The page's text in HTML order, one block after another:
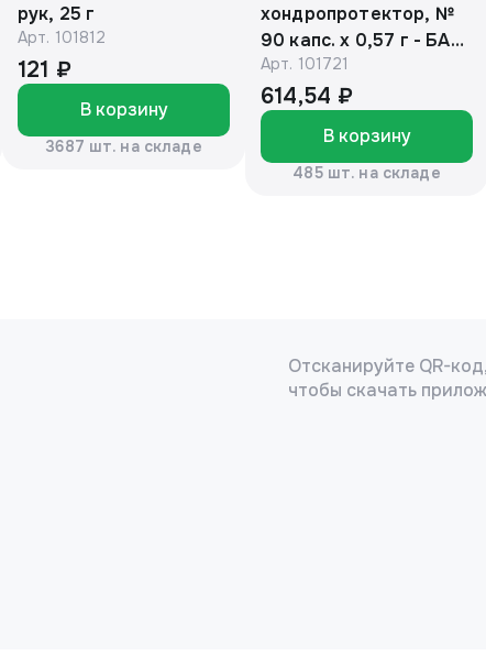
рук, 25 г
Арт. 101812
121 ₽
В корзину
3687 шт. на складе
хондропротектор, №
90 капс. х 0,57 г - БАД,
банка (ЕАС)
Арт. 101721
614,54 ₽
В корзину
485 шт. на складе
Отсканируйте QR-код,
чтобы скачать